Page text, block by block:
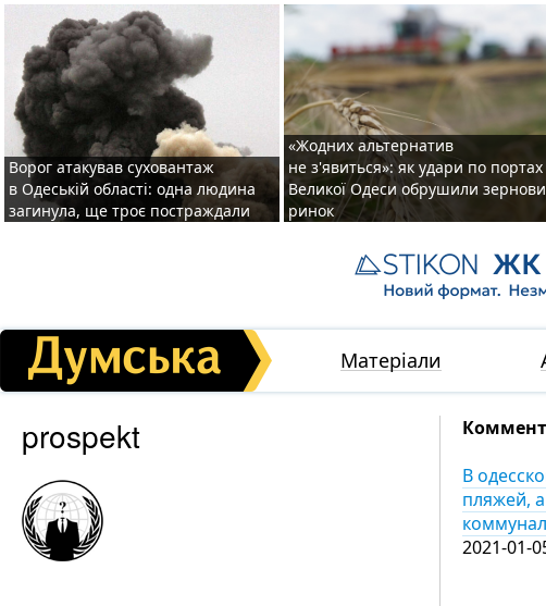
Ворог атакував суховантаж
в Одеській області: одна людина
загинула, ще троє постраждали
«Жодних альтернатив
не з'явиться»: як удари по портах
Великої Одеси обрушили
ринок
Матеріали
prospekt
В
пляжей,
2021-01-